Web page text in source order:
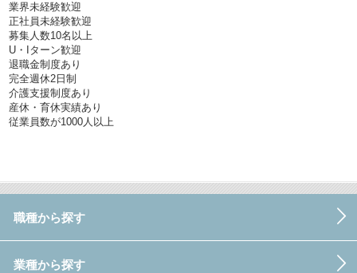
業界未経験歓迎
正社員未経験歓迎
募集人数10名以上
U・Iターン歓迎
退職金制度あり
完全週休2日制
介護支援制度あり
産休・育休実績あり
従業員数が1000人以上
職種から探す
業種から探す